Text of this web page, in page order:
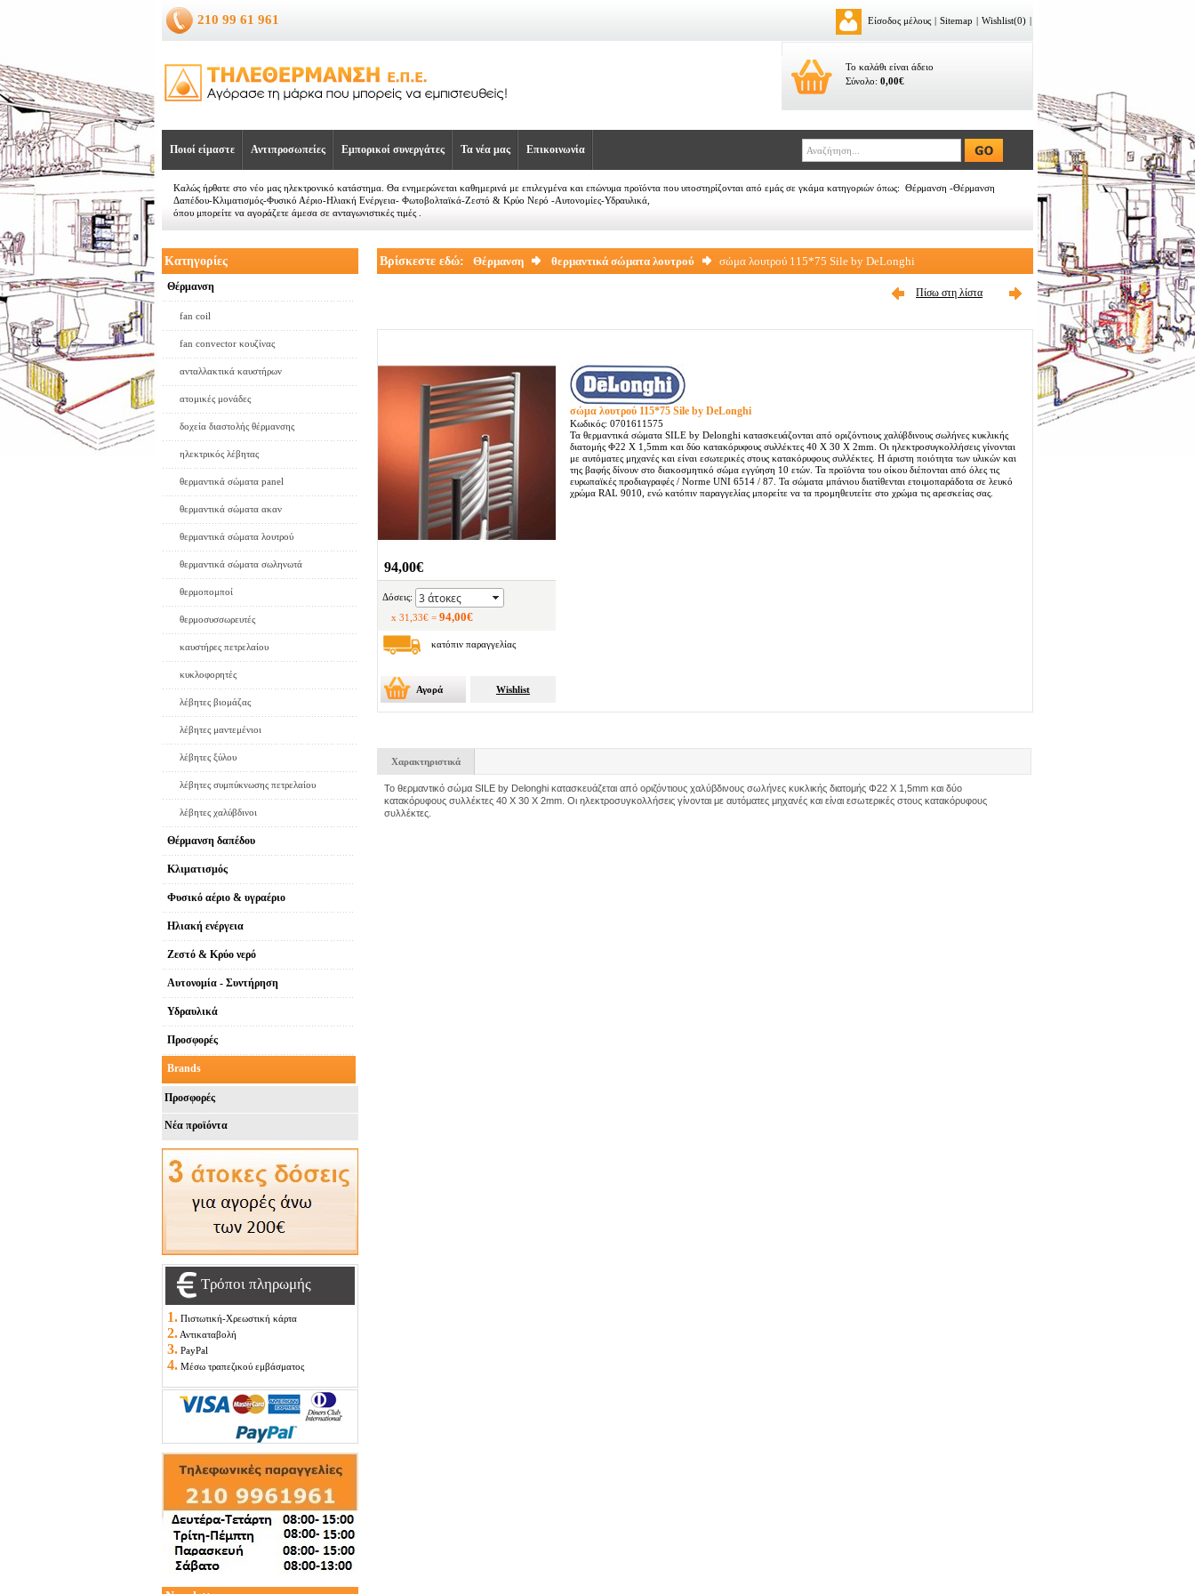
210 99 61 961 Είσοδος μέλους | Sitemap | Wishlist(0) |
Το καλάθι είναι άδειο
Σύνολο: 0,00€
Ποιοί είμαστε Αντιπροσωπείες Εμπορικοί συνεργάτες Τα νέα μας Επικοινωνία
Καλώς ήρθατε στο νέο μας ηλεκτρονικό κατάστημα. Θα ενημερώνεται καθημερινά με επιλεγμένα και επώνυμα προϊόντα που υποστηρίζονται από εμάς σε γκάμα κατηγοριών όπως: Θέρμανση -Θέρμανση
Δαπέδου-Κλιματισμός-Φυσικό Αέριο-Ηλιακή Ενέργεια- Φωτοβολταϊκά-Ζεστό & Κρύο Νερό -Αυτονομίες-Υδραυλικά,
όπου μπορείτε να αγοράζετε άμεσα σε ανταγωνιστικές τιμές .
Κατηγορίες
Θέρμανση
fan coil
fan convector κουζίνας
ανταλλακτικά καυστήρων
ατομικές μονάδες
δοχεία διαστολής θέρμανσης
ηλεκτρικός λέβητας
θερμαντικά σώματα panel
θερμαντικά σώματα ακαν
θερμαντικά σώματα λουτρού
θερμαντικά σώματα σωληνωτά
θερμοπομποί
θερμοσυσσωρευτές
καυστήρες πετρελαίου
κυκλοφορητές
λέβητες βιομάζας
λέβητες μαντεμένιοι
λέβητες ξύλου
λέβητες συμπύκνωσης πετρελαίου
λέβητες χαλύβδινοι
Θέρμανση δαπέδου
Κλιματισμός
Φυσικό αέριο & υγραέριο
Ηλιακή ενέργεια
Ζεστό & Κρύο νερό
Αυτονομία - Συντήρηση
Υδραυλικά
Προσφορές
Brands
Προσφορές
Νέα προϊόντα
Τρόποι πληρωμής
1. Πιστωτική-Χρεωστική κάρτα
2. Αντικαταβολή
3. PayPal
4. Μέσω τραπεζικού εμβάσματος
Βρίσκεστε εδώ: Θέρμανση θερμαντικά σώματα λουτρού σώμα λουτρού 115*75 Sile by DeLonghi
Πίσω στη λίστα
94,00€
Δόσεις:
x 31,33€ = 94,00€
κατόπιν παραγγελίας
Αγορά Wishlist
σώμα λουτρού 115*75 Sile by DeLonghi
Κωδικός: 0701611575
Τα θερμαντικά σώματα SILE by Delonghi κατασκευάζονται από οριζόντιους χαλύβδινους σωλήνες κυκλικής
διατομής Φ22 Χ 1,5mm και δύο κατακόρυφους συλλέκτες 40 Χ 30 Χ 2mm. Οι ηλεκτροσυγκολλήσεις γίνονται
με αυτόματες μηχανές και είναι εσωτερικές στους κατακόρυφους συλλέκτες. Η άριστη ποιότητα των υλικών και
της βαφής δίνουν στο διακοσμητικό σώμα εγγύηση 10 ετών. Τα προϊόντα του οίκου διέπονται από όλες τις
ευρωπαϊκές προδιαγραφές / Norme UNI 6514 / 87. Τα σώματα μπάνιου διατίθενται ετοιμοπαράδοτα σε λευκό
χρώμα RAL 9010, ενώ κατόπιν παραγγελίας μπορείτε να τα προμηθευτείτε στο χρώμα τις αρεσκείας σας.
Χαρακτηριστικά
Το θερμαντικό σώμα SILE by Delonghi κατασκευάζεται από οριζόντιους χαλύβδινους σωλήνες κυκλικής διατομής Φ22 Χ 1,5mm και δύο
κατακόρυφους συλλέκτες 40 Χ 30 Χ 2mm. Οι ηλεκτροσυγκολλήσεις γίνονται με αυτόματες μηχανές και είναι εσωτερικές στους κατακόρυφους
συλλέκτες.